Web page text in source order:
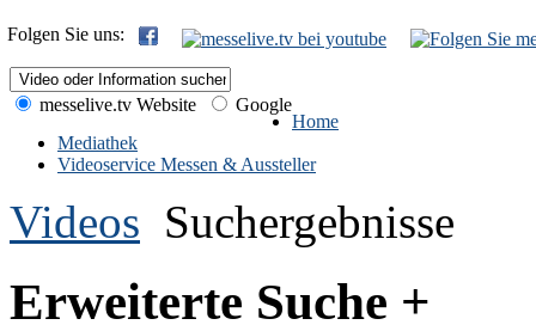
Folgen Sie uns:
messelive.tv Website
Google
Home
Mediathek
Videoservice Messen & Aussteller
Videos Suchergebnisse
Erweiterte Suche +